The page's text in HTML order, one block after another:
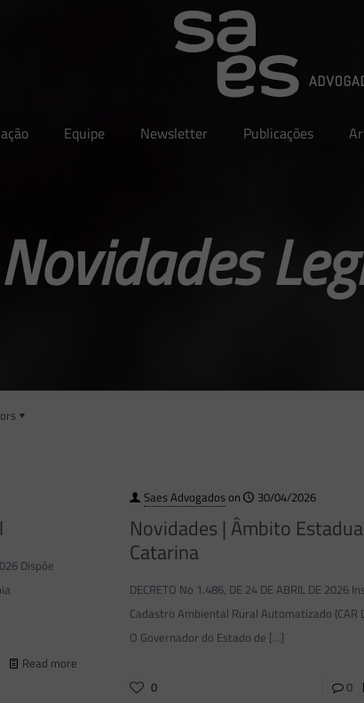
Equipe Newsletter Publicações
Novidades
Dispõe
Read more
Saes Advogadoson 30/04/2026
Novidades | Âmbito
Catarina
DECRETO No 1.486, DE 24 DE ABRIL DE 2026
Cadastro Ambiental Rural Automatizado
O Governador do Estado de […]
0 0